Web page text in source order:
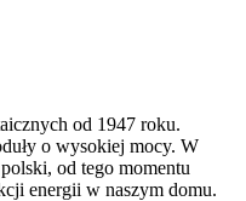
od 1947 roku.
o wysokiej mocy. W
od tego momentu
energii w naszym domu.